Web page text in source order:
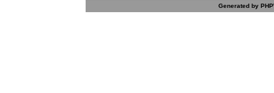
Generated by